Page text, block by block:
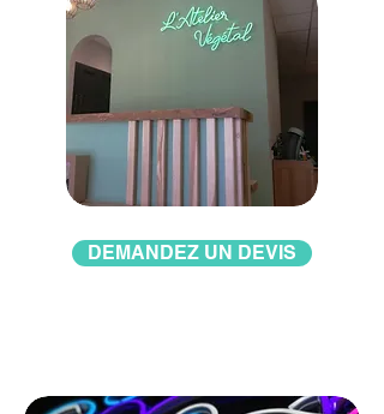
DEMANDEZ UN DEVIS